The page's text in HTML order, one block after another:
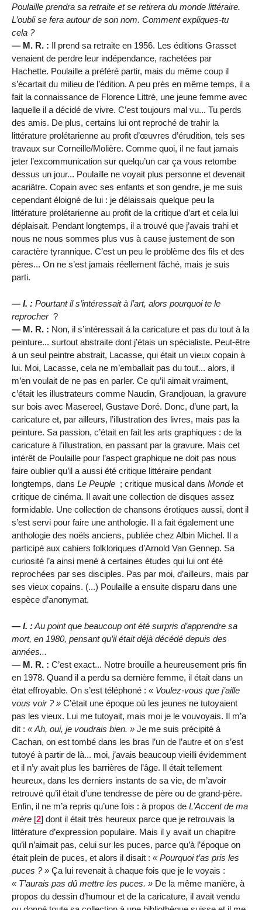
Poulaille prendra sa retraite et se retirera du monde littéraire.
L’oubli se fera autour de son nom. Comment expliques-tu
cela ?
— M. R. : Il prend sa retraite en 1956. Les éditions Grasset
venaient de perdre leur indépendance, rachetées par
Hachette. Poulaille a préféré partir, mais du même coup il
s’écartait du milieu de l’édition. A peu près en même temps, il a
fait la connaissance de Florence Littré, une jeune femme avec
laquelle il a décidé de vivre. C’est toujours mal vu... Tu perds
des amis. De plus, certains lui ont reproché de trahir la
littérature prolétarienne au profit d’œuvres d’érudition, tels ses
travaux sur Corneille/Molière. Comme quoi, il ne faut jamais
jeter l’excommunication sur quelqu’un car ça vous retombe
dessus un jour... Poulaille ne voyait plus personne et devenait
acariâtre. Copain avec ses enfants et son gendre, je me suis
cependant éloigné de lui : je délaissais quelque peu la
littérature prolétarienne au profit de la critique d’art et cela lui
déplaisait. Pendant longtemps, il a trouvé que j’avais trahi et
nous ne nous sommes plus vus à cause justement de son
caractère tyrannique. C’est un peu le problème des fils et des
pères... On ne s’est jamais réellement fâché, mais je suis
parti.
— I. : Pourtant il s’intéressait à l’art, alors pourquoi te le
reprocher ?
— M. R. : Non, il s’intéressait à la caricature et pas du tout à la
peinture... surtout abstraite dont j’étais un spécialiste. Peut-être
à un seul peintre abstrait, Lacasse, qui était un vieux copain à
lui. Moi, Lacasse, cela ne m’emballait pas du tout... alors, il
m’en voulait de ne pas en parler. Ce qu’il aimait vraiment,
c’était les illustrateurs comme Naudin, Grandjouan, la gravure
sur bois avec Masereel, Gustave Doré. Donc, d’une part, la
caricature et, par ailleurs, l’illustration des livres, mais pas la
peinture. Sa passion, c’était en fait les arts graphiques : de la
caricature à l’illustration, en passant par la gravure. Mais cet
intérêt de Poulaille pour l’aspect graphique ne doit pas nous
faire oublier qu’il a aussi été critique littéraire pendant
longtemps, dans Le Peuple ; critique musical dans Monde et
critique de cinéma. Il avait une collection de disques assez
formidable. Une collection de chansons érotiques aussi, dont il
s’est servi pour faire une anthologie. Il a fait également une
anthologie des noëls anciens, publiée chez Albin Michel. Il a
participé aux cahiers folkloriques d’Arnold Van Gennep. Sa
curiosité l’a ainsi mené à certaines études qui lui ont été
reprochées par ses disciples. Pas par moi, d’ailleurs, mais par
ses vieux copains. (...) Poulaille a ensuite disparu dans une
espèce d’anonymat.
— I. :Au point que beaucoup ont été surpris d’apprendre sa
mort, en 1980, pensant qu’il était déjà décédé depuis des
années...
— M. R. : C’est exact... Notre brouille a heureusement pris fin
en 1978. Quand il a perdu sa dernière femme, il était dans un
état effroyable. On s’est téléphoné :
Voulez-vous que j’aille
vous voir ?
C’était une époque où les jeunes ne tutoyaient
pas les vieux. Lui me tutoyait, mais moi je le vouvoyais. Il m’a
dit :
Ah, oui, je voudrais bien.
Je me suis précipité à
Cachan, on est tombé dans les bras l’un de l’autre et on s’est
tutoyé à partir de là... moi, j’avais beaucoup vieilli évidemment
et il n’y avait plus les barrières de l’âge. Il était tellement
heureux, dans les derniers instants de sa vie, de m’avoir
retrouvé qu’il était d’une tendresse de père ou de grand-père.
Enfin, il ne m’a repris qu’une fois : à propos de L’Accent de ma
mère [2] dont il était très heureux parce que je retrouvais la
littérature d’expression populaire. Mais il y avait un chapitre
qu’il n’aimait pas, celui sur les puces, parce qu’à l’époque on
était plein de puces, et alors il disait :
Pourquoi t’as pris les
puces ?
Ça lui revenait à chaque fois que je le voyais :
T’aurais pas dû mettre les puces.
De la même manière, à
propos du dessin d’humour et de la caricature, il avait vendu